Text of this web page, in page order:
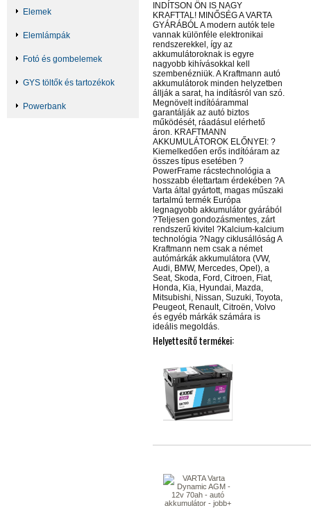
Elemek
Elemlámpák
Fotó és gombelemek
GYS töltők és tartozékok
Powerbank
INDÍTSON ÖN IS NAGY
KRAFTTAL! MINŐSÉG A VARTA
GYÁRÁBÓL A modern autók tele
vannak különféle elektronikai
rendszerekkel, így az
akkumulátoroknak is egyre
nagyobb kihívásokkal kell
szembenézniük. A Kraftmann autó
akkumulátorok minden helyzetben
állják a sarat, ha indításról van szó.
Megnövelt indítóárammal
garantálják az autó biztos
működését, ráadásul elérhető
áron. KRAFTMANN
AKKUMULÁTOROK ELŐNYEI: ?
Kiemelkedően erős indítóáram az
összes típus esetében ?
PowerFrame rácstechnológia a
hosszabb élettartam érdekében ?A
Varta által gyártott, magas műszaki
tartalmú termék Európa
legnagyobb akkumulátor gyárából
?Teljesen gondozásmentes, zárt
rendszerű kivitel ?Kalcium-kalcium
technológia ?Nagy ciklusállóság A
Kraftmann nem csak a német
autómárkák akkumulátora (VW,
Audi, BMW, Mercedes, Opel), a
Seat, Skoda, Ford, Citroen, Fiat,
Honda, Kia, Hyundai, Mazda,
Mitsubishi, Nissan, Suzuki, Toyota,
Peugeot, Renault, Citroën, Volvo
és egyéb márkák számára is
ideális megoldás.
Helyettesítő termékei: